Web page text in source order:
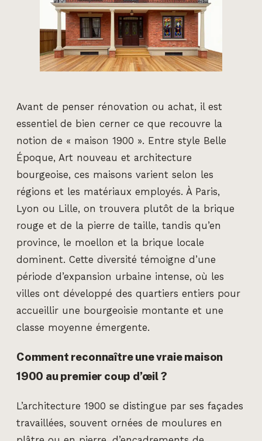
Avant de penser rénovation ou achat, il est
essentiel de bien cerner ce que recouvre la
notion de « maison 1900 ». Entre style Belle
Époque, Art nouveau et architecture
bourgeoise, ces maisons varient selon les
régions et les matériaux employés. À Paris,
Lyon ou Lille, on trouvera plutôt de la brique
rouge et de la pierre de taille, tandis qu’en
province, le moellon et la brique locale
dominent. Cette diversité témoigne d’une
période d’expansion urbaine intense, où les
villes ont développé des quartiers entiers pour
accueillir une bourgeoisie montante et une
classe moyenne émergente.
Comment reconnaître une vraie maison
1900 au premier coup d’œil ?
L’architecture 1900 se distingue par ses façades
travaillées, souvent ornées de moulures en